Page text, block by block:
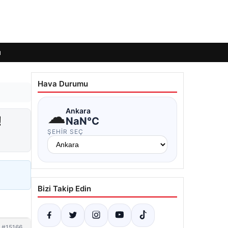
Hava Durumu
☁Ankara
NaN°C
ŞEHIR SEÇ
Bizi Takip Edin